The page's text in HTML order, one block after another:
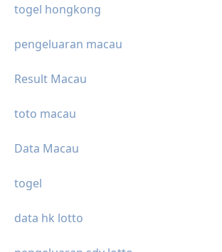
togel hongkong
pengeluaran macau
Result Macau
toto macau
Data Macau
togel
data hk lotto